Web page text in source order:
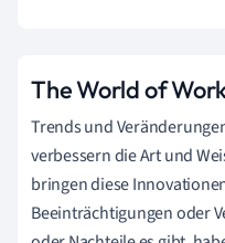
The World of
Trends und
verbessern die Art und
bringen diese
Beeinträchtigungen oder